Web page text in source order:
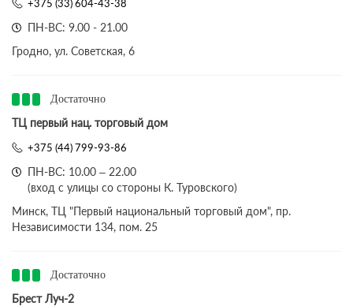
+375 (33) 604-43-38
ПН-ВС: 9.00 - 21.00
Гродно, ул. Советская, 6
Достаточно
ТЦ первый нац. торговый дом
+375 (44) 799-93-86
ПН-ВС: 10.00 – 22.00
(вход с улицы со стороны К. Туровского)
Минск, ТЦ "Первый национальный торговый дом", пр.
Независимости 134, пом. 25
Достаточно
Брест Луч-2